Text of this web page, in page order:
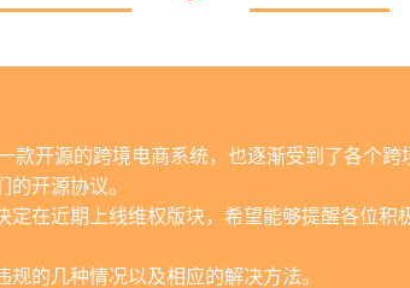
款开源的跨境电商系统，也逐渐受到了各个
开源协议。
在近期上线维权版块，希望能够提醒各位积
的几种情况以及相应的解决方法。